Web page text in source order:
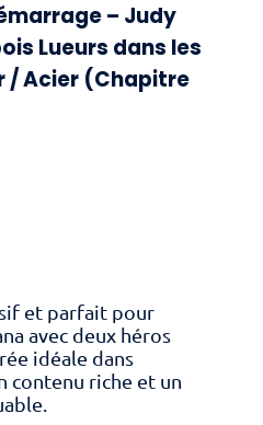
– Judy
Lueurs dans les
/ Acier (Chapitre
et parfait pour
avec deux héros
idéale dans
contenu riche et un